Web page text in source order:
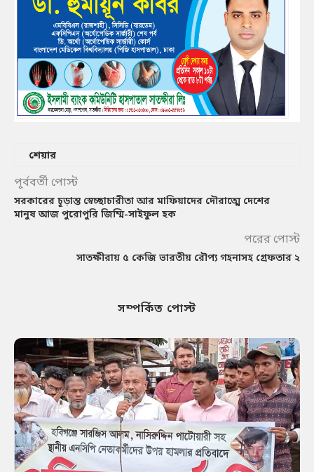
শেয়ার
পূর্ববর্তী পোস্ট
সরকারের চূড়ান্ত স্বেচ্ছাচারীতা আর মাফিয়াদের দৌরাত্মে দেশের
মানুষ আজ পুরোপুরি জিম্মি-সাইফুল হক
পরের পোস্ট
সাতক্ষীরায় ৫ কেজি ভারতীয় রৌপ্য গহনাসহ গ্রেফতার ২
সম্পর্কিত পোস্ট